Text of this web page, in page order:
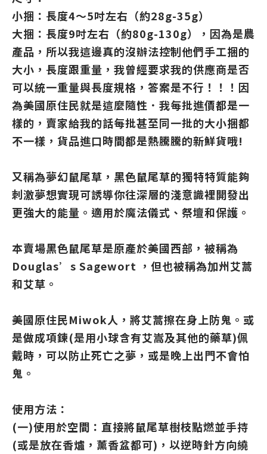
小捆：長度4～5吋左右（約28g-35g）
大捆：長度9吋左右（約80g-130g），因為是農
產品，所以我這邊真的沒辦法控制他們手工捆的
大小，長度跟重量，我曾經要求我的供應商是否
可以統一重量與長度規格，答案是不行！！！因
為美國原住民就是這麼隨性．我每批進價都是一
樣的，賣家給我的話每批甚至同一批的大小捆都
不一樣，貨品進口時間都是熱騰騰的新鮮貨哦!
又稱為夢幻鼠尾草，黑色鼠尾草的獨特特質能夠
刺激夢想實現可誘導你往深層的淺意識裡開發出
更強大的能量。適用於魔法儀式、祭壇和保護。
本賣場黑色鼠尾草是原產於美國西部，被稱為
Douglas’s Sagewort ，但也被稱為加州艾蒿
和艾草。
美國原住民Miwok人，將艾蒿擦在身上防鬼。或
是做成項鍊(是用小球含有艾嵩及其他的藥草)佩
戴時，可以防止死亡之夢，或是晚上出門不會怕
鬼。
使用方法：
(一)使用於空間：直接將鼠尾草樹枝點燃並手持
(或是放在香爐，薰香盆都可)，以逆時針方向繞